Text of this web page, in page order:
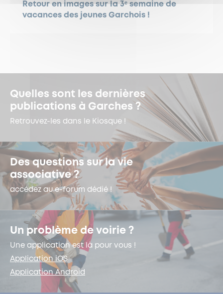
Retour en images sur la 3ᵉ semaine de
vacances des jeunes Garchois !
Quelles sont les dernières
publications à Garches ?
Retrouvez-les dans le Kiosque !
Des questions sur la vie
associative ?
accédez au e-forum dédié !
Un problème de voirie ?
Une application est là pour vous !
Application iOS
Application Android